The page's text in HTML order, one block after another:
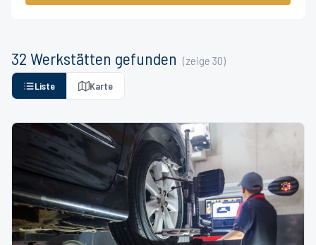
32 Werkstätten gefunden (zeige 30)
Liste Karte